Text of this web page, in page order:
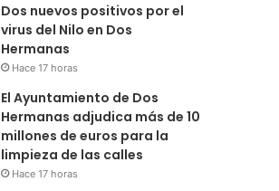
Dos nuevos positivos por el
virus del Nilo en Dos
Hermanas
Hace 17 horas
El Ayuntamiento de Dos
Hermanas adjudica más de 10
millones de euros para la
limpieza de las calles
Hace 17 horas